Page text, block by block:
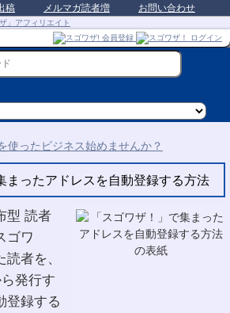
稿 メルマガ読者増 お問い合わせ
まったアドレスを自動登録する方法
型 読者
ゴワ
者を、
発行す
登録する